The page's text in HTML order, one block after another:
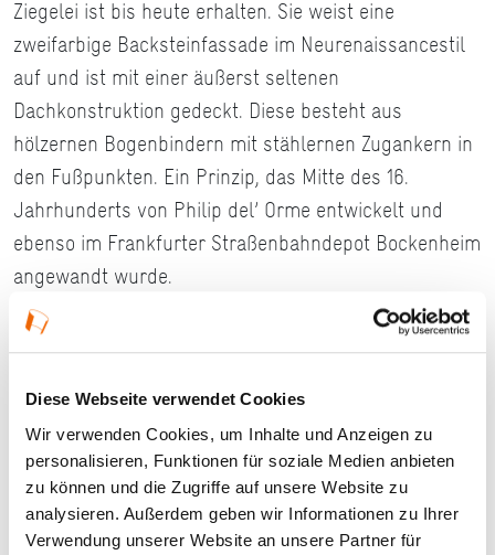
Diese Webseite verwendet Cookies
Wir verwenden Cookies, um Inhalte und Anzeigen zu
personalisieren, Funktionen für soziale Medien anbieten
zu können und die Zugriffe auf unsere Website zu
analysieren. Außerdem geben wir Informationen zu Ihrer
Verwendung unserer Website an unsere Partner für
Ziegelei ist bis heute erhalten. Sie weist eine
zweifarbige Backsteinfassade im Neurenaissancestil
auf und ist mit einer äußerst seltenen
Dachkonstruktion gedeckt. Diese besteht aus
hölzernen Bogenbindern mit stählernen Zugankern in
den Fußpunkten. Ein Prinzip, das Mitte des 16.
Jahrhunderts von Philip del’ Orme entwickelt und
ebenso im Frankfurter Straßenbahndepot Bockenheim
angewandt wurde.
Als eines der wenig erhaltenen Beispiele der frühen
industriellen Baukultur ist die Ziegelei von
exemplarischer Bedeutung. Heute ist das
familiengeführte Ziegelwerk Franz Wenzel die letzte
noch produzierende Ziegelei in Hessen. Der Ton wird
teilweise aus der Tongrube Katzenbuckel im
benachbarten Wald gewonnen.